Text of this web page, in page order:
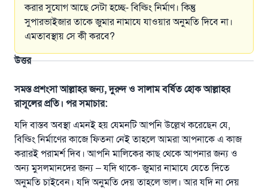
করার সুযোগ আছে সেটা হচ্ছে- বিল্ডিং নির্মাণ। কিন্তু
সুপারভাইজার তাকে জুমার নামাযে যাওয়ার অনুমতি দিবে না।
এমতাবস্থায় সে কী করবে?
উত্তর
সমস্ত প্রশংসা আল্লাহর জন্য, দুরুদ ও সালাম বর্ষিত হোক আল্লাহর
রাসূলের প্রতি। পর সমাচার:
যদি বাস্তব অবস্থা এমনই হয় যেমনটি আপনি উল্লেখ করেছেন যে,
বিল্ডিং নির্মাণের কাজে ফিতনা নেই তাহলে আমরা আপনাকে এ কাজ
করারই পরামর্শ দিব। আপনি মালিকের কাছ থেকে আপনার জন্য ও
অন্য মুসলমানদের জন্য – যদি থাকে- জুমার নামাযে যেতে দিতে
অনুমতি চাইবেন। যদি অনুমতি দেয় তাহলে ভাল। আর যদি না দেয়